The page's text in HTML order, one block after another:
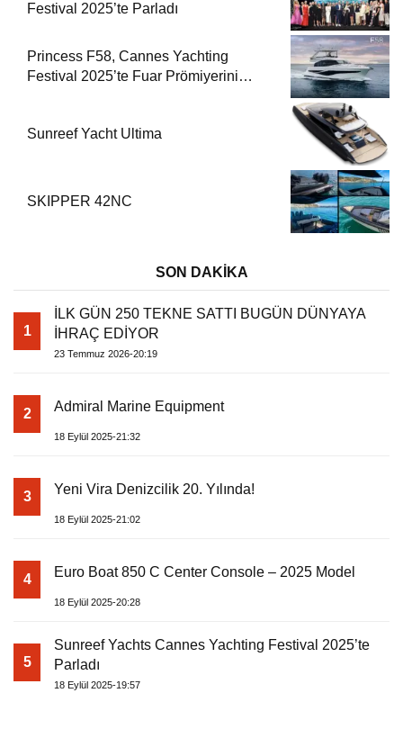
Festival 2025’te Parladı
Princess F58, Cannes Yachting
Festival 2025’te Fuar Prömiyerini
Sunreef Yacht Ultima
SKIPPER 42NC
SON DAKİKA
1
İLK GÜN 250 TEKNE SATTI BUGÜN DÜNYAYA
İHRAÇ EDİYOR
23 Temmuz 2026-20:19
2 Admiral Marine Equipment
18 Eylül 2025-21:32
3 Yeni Vira Denizcilik 20. Yılında!
18 Eylül 2025-21:02
4 Euro Boat 850 C Center Console – 2025 Model
18 Eylül 2025-20:28
5
Sunreef Yachts Cannes Yachting Festival 2025’te
Parladı
18 Eylül 2025-19:57